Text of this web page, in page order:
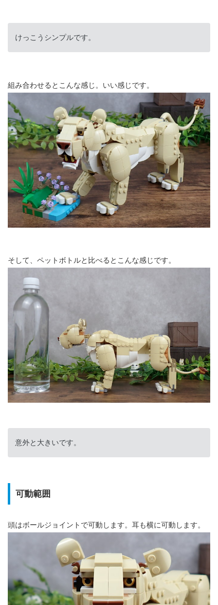
けっこうシンプルです。
組み合わせるとこんな感じ。いい感じです。
そして、ペットボトルと比べるとこんな感じです。
意外と大きいです。
可動範囲
頭はボールジョイントで可動します。耳も横に可動します。